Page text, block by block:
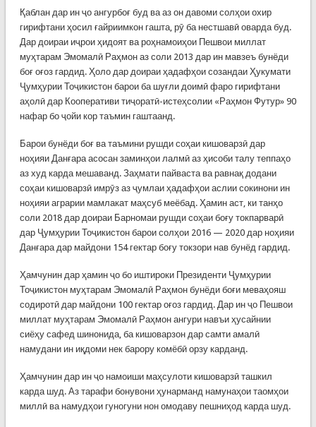
Қаблан дар ин ҷо ангурбоғ буд ва аз он давоми солҳои охир
гирифтани ҳосил ғайриимкон гашта, рӯ ба нестшавӣ оварда буд.
Дар доираи иҷрои ҳидоят ва роҳнамоиҳои Пешвои миллат
муҳтарам Эмомалӣ Раҳмон аз соли 2013 дар ин мавзеъ бунёди
боғ оғоз гардид. Ҳоло дар доираи ҳадафҳои созандаи Ҳукумати
Ҷумҳурии Тоҷикистон барои ба шуғли доимӣ фаро гирифтани
аҳолӣ дар Кооперативи тиҷоратӣ-истеҳсолии «Раҳмон Футур» 90
нафар бо ҷойи кор таъмин гаштаанд.
Барои бунёди боғ ва таъмини рушди соҳаи кишоварзӣ дар
ноҳияи Данғара асосан заминҳои лалмӣ аз ҳисоби талу теппаҳо
аз худ карда мешаванд. Заҳмати пайваста ва равнақ додани
соҳаи кишоварзӣ имрӯз аз ҷумлаи ҳадафҳои аслии сокинони ин
ноҳияи аграрии мамлакат маҳсуб меёбад. Ҳамин аст, ки танҳо
соли 2018 дар доираи Барномаи рушди соҳаи боғу токпарварӣ
дар Ҷумҳурии Тоҷикистон барои солҳои 2016 — 2020 дар ноҳияи
Данғара дар майдони 154 гектар боғу токзори нав бунёд гардид.
Ҳамчунин дар ҳамин ҷо бо иштироки Президенти Ҷумҳурии
Тоҷикистон муҳтарам Эмомалӣ Раҳмон бунёди боғи меваҳояш
содиротӣ дар майдони 100 гектар оғоз гардид. Дар ин ҷо Пешвои
миллат муҳтарам Эмомалӣ Раҳмон ангури навъи ҳусайнии
сиёҳу сафед шинонида, ба кишоварзон дар самти амалӣ
намудани ин иқдоми нек барору комёбӣ орзу карданд.
Ҳамчунин дар ин ҷо намоиши маҳсулоти кишоварзӣ ташкил
карда шуд. Аз тарафи бонувони ҳунарманд намунаҳои таомҳои
миллӣ ва намудҳои гуногуни нон омодаву пешниҳод карда шуд.